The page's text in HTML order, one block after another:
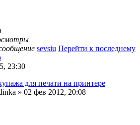
sevsiu Перейти к последнему
23:30
для печати на принтере
» 02 фев 2012, 20:08